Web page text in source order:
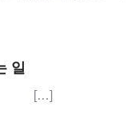
일
일 […]